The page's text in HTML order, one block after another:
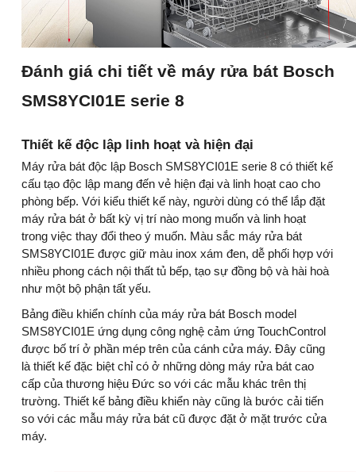
Đánh giá chi tiết về máy rửa bát Bosch
SMS8YCI01E serie 8
Thiết kế độc lập linh hoạt và hiện đại
Máy rửa bát độc lập Bosch SMS8YCI01E serie 8 có thiết kế
cấu tạo độc lập mang đến vẻ hiện đại và linh hoạt cao cho
phòng bếp. Với kiểu thiết kế này, người dùng có thể lắp đặt
máy rửa bát ở bất kỳ vị trí nào mong muốn và linh hoạt
trong việc thay đổi theo ý muốn. Màu sắc máy rửa bát
SMS8YCI01E được giữ màu inox xám đen, dễ phối hợp với
nhiều phong cách nội thất tủ bếp, tạo sự đồng bộ và hài hoà
như một bộ phận tất yếu.
Bảng điều khiển chính của máy rửa bát Bosch model
SMS8YCI01E ứng dụng công nghệ cảm ứng TouchControl
được bố trí ở phần mép trên của cánh cửa máy. Đây cũng
là thiết kế đặc biệt chỉ có ở những dòng máy rửa bát cao
cấp của thương hiệu Đức so với các mẫu khác trên thị
trường. Thiết kế bảng điều khiển này cũng là bước cải tiến
so với các mẫu máy rửa bát cũ được đặt ở mặt trước cửa
máy.